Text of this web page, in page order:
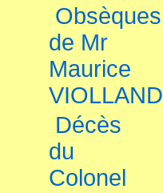
Obsèques
de Mr
Maurice
VIOLLAND
Décès
du
Colonel